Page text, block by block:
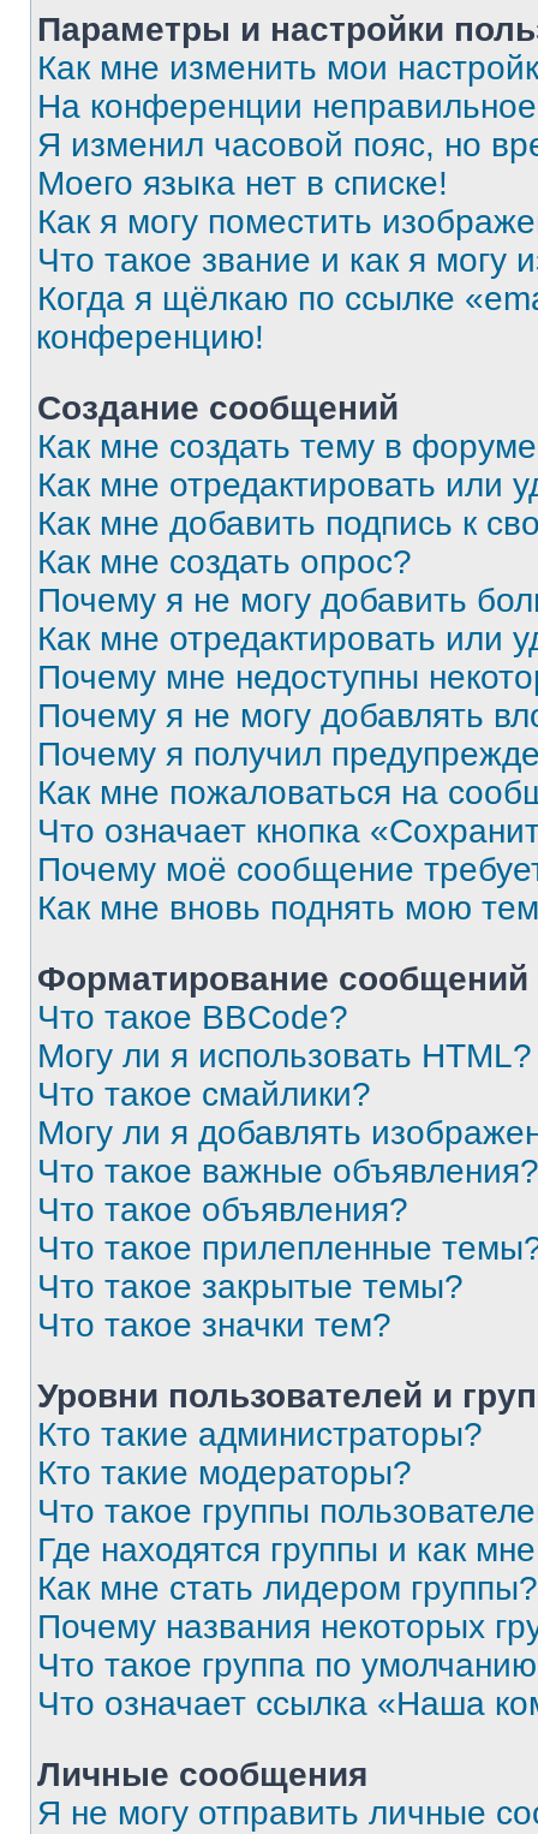
Параметры и настройки
Как мне изменить мои
На конференции
Я изменил часовой пояс, но
Моего языка нет в списке!
Как я могу поместить
Что такое звание и как я могу
Когда я щёлкаю по ссылке
конференцию!
Создание сообщений
Как мне создать тему в
Как мне отредактировать или
Как мне добавить подпись к
Как мне создать опрос?
Почему я не могу добавить
Как мне отредактировать или
Почему мне недоступны
Почему я не могу добавлять
Почему я получил
Как мне пожаловаться на
Что означает кнопка
Почему моё сообщение
Как мне вновь поднять мою
Форматирование
Что такое BBCode?
Могу ли я использовать HTML?
Что такое смайлики?
Могу ли я добавлять
Что такое важные объявления?
Что такое объявления?
Что такое прилепленные
Что такое закрытые темы?
Что такое значки тем?
Уровни пользователей и
Кто такие администраторы?
Кто такие модераторы?
Что такое группы
Где находятся группы и как
Как мне стать лидером группы?
Почему названия некоторых
Что такое группа по
Что означает ссылка «Наша
Личные сообщения
Я не могу отправить личные